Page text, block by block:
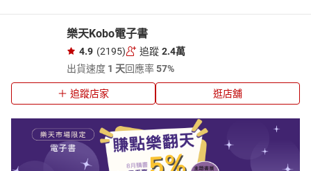
樂天Kobo電子書
4.9 (2195) 追蹤 2.4萬
出貨速度 1 天回應率57%
追蹤店家 逛店舖